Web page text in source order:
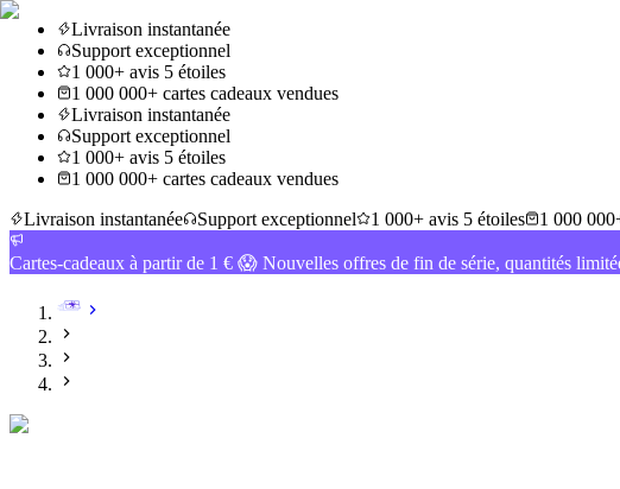
Livraison instantanée
Support exceptionnel
1 000+ avis 5 étoiles
1 000 000+ cartes cadeaux vendues
Livraison instantanée
Support exceptionnel
1 000+ avis 5 étoiles
1 000 000+ cartes cadeaux vendues
Livraison instantanée
Support exceptionnel 1 000+ avis 5 étoiles 1 000
Cartes-cadeaux à partir de 1 € 😱 Nouvelles offres de fin de série, quantités